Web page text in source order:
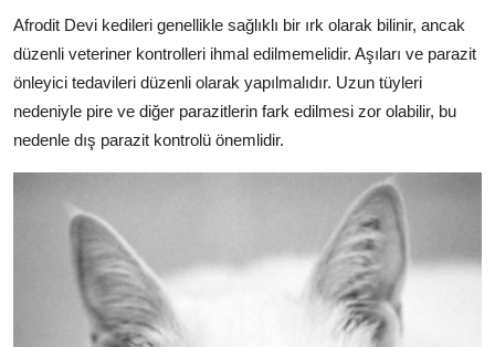
Afrodit Devi kedileri genellikle sağlıklı bir ırk olarak bilinir, ancak
düzenli veteriner kontrolleri ihmal edilmemelidir. Aşıları ve parazit
önleyici tedavileri düzenli olarak yapılmalıdır. Uzun tüyleri
nedeniyle pire ve diğer parazitlerin fark edilmesi zor olabilir, bu
nedenle dış parazit kontrolü önemlidir.